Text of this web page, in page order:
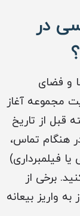
در
و فضای
مجموعه آغاز
از تاریخ
هنگام تماس،
فیلمبرداری)
برخی از
واریز بیعانه